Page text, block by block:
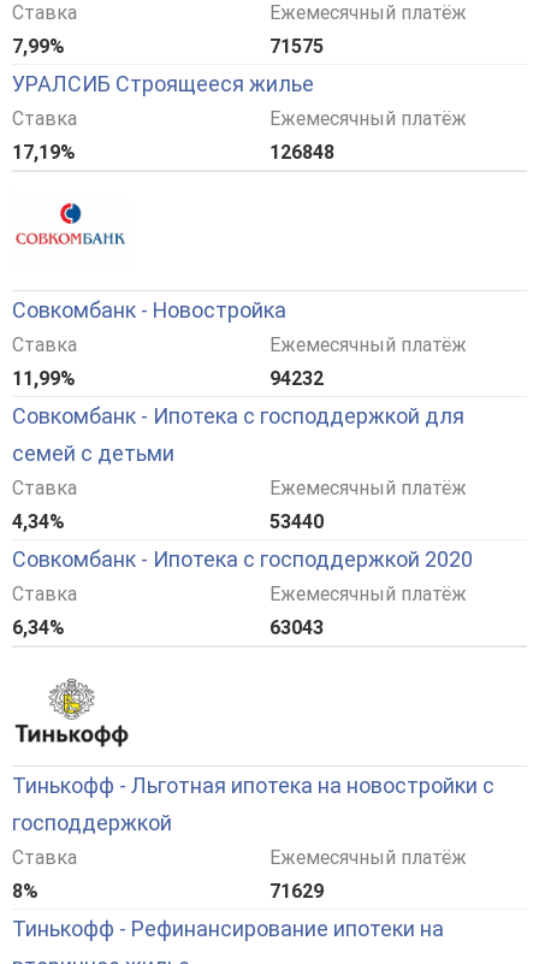
Ставка
7,99%
Ежемесячный платёж
71575
УРАЛСИБ Строящееся жилье
Ставка
17,19%
Ежемесячный платёж
126848
Совкомбанк - Новостройка
Ставка
11,99%
Ежемесячный платёж
94232
Совкомбанк - Ипотека с господдержкой для
семей с детьми
Ставка
4,34%
Ежемесячный платёж
53440
Совкомбанк - Ипотека с господдержкой 2020
Ставка
6,34%
Ежемесячный платёж
63043
Тинькофф - Льготная ипотека на новостройки с
господдержкой
Ставка
8%
Ежемесячный платёж
71629
Тинькофф - Рефинансирование ипотеки на